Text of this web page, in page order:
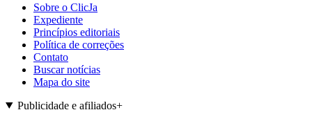
Sobre o ClicJa
Expediente
Princípios editoriais
Política de correções
Contato
Buscar notícias
Mapa do site
Publicidade e afiliados+